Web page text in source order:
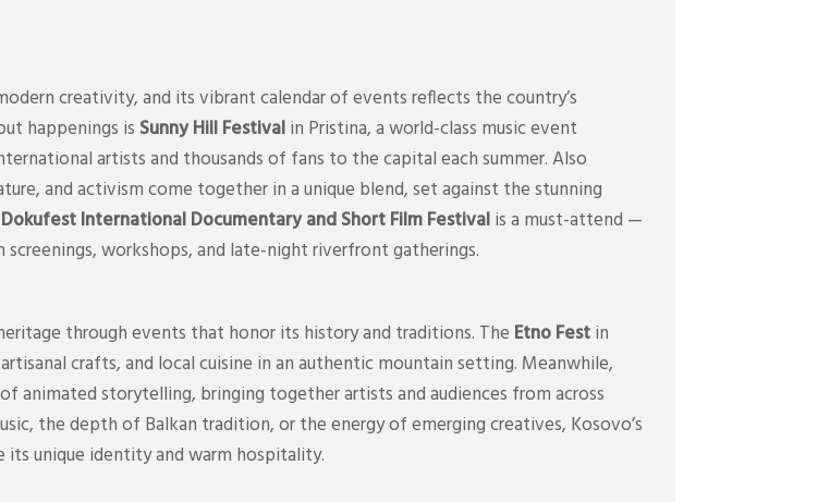
creativity, and its vibrant calendar of events reflects the country’s
happenings is Sunny Hill Festivalin Pristina, a world-class music event
artists and thousands of fans to the capital each summer. Also
and activism come together in a unique blend, set against the stunning
Dokufest International Documentary and Short Film Festivalis a must-attend —
workshops, and late-night riverfront gatherings.
through events that honor its history and traditions. The Etno Festin
crafts, and local cuisine in an authentic mountain setting. Meanwhile,
animated storytelling, bringing together artists and audiences from across
the depth of Balkan tradition, or the energy of emerging creatives, Kosovo’s
unique identity and warm hospitality.